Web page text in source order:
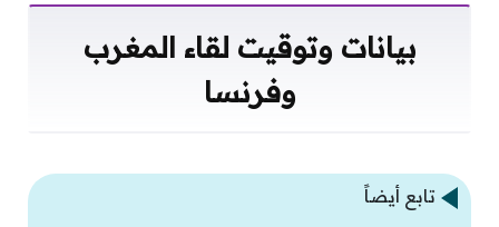
بيانات وتوقيت لقاء المغرب
وفرنسا
تابع أيضاً